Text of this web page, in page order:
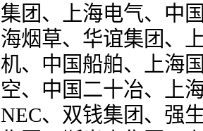
集团、上海电气、中
海烟草、华谊集团、
机、中国船舶、上海
空、中国二十冶、上
NEC、双钱集团、强